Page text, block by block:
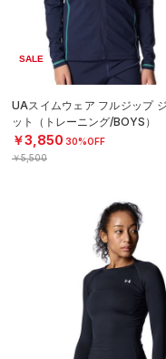
SALE
UAスイムウェア フルジップ
ット（トレーニング/BOYS）
￥3,850 30%OFF
￥5,500